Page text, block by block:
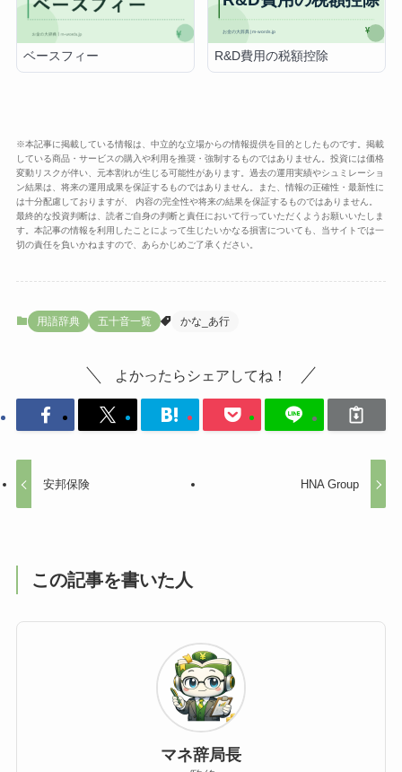
ベースフィー R&D費用の税額控除
※本記事に掲載している情報は、中立的な立場からの情報提供を目的としたものです。掲載
している商品・サービスの購入や利用を推奨・強制するものではありません。投資には価格
変動リスクが伴い、元本割れが生じる可能性があります。過去の運用実績やシュミレーショ
ン結果は、将来の運用成果を保証するものではありません。また、情報の正確性・最新性に
は十分配慮しておりますが、 内容の完全性や将来の結果を保証するものではありません。
最終的な投資判断は、読者ご自身の判断と責任において行っていただくようお願いいたしま
す。本記事の情報を利用したことによって生じたいかなる損害についても、当サイトでは一
切の責任を負いかねますので、あらかじめご了承ください。
用語辞典 五十音一覧 かな_あ行
よかったらシェアしてね！
安邦保険 HNA Group
この記事を書いた人
マネ辞局長